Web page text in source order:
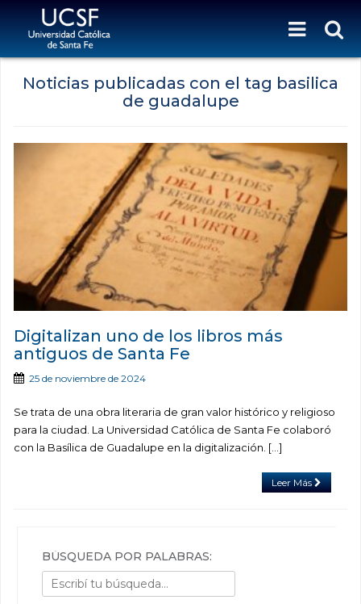
Noticias publicadas con el tag basilica
de guadalupe
Digitalizan uno de los libros más
antiguos de Santa Fe
25 de noviembre de 2024
Se trata de una obra literaria de gran valor histórico y religioso
para la ciudad. La Universidad Católica de Santa Fe colaboró
con la Basílica de Guadalupe en la digitalización. […]
Leer Más
BÚSQUEDA POR PALABRAS: